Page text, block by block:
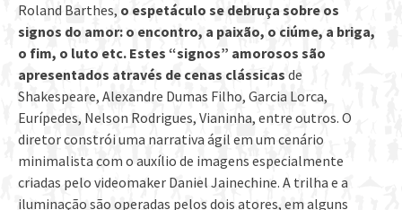
Roland Barthes, o espetáculo se debruça sobre os
signos do amor: o encontro, a paixão, o ciúme, a briga,
o fim, o luto etc. Estes “signos” amorosos são
apresentados através de cenas clássicas de
Shakespeare, Alexandre Dumas Filho, Garcia Lorca,
Eurípedes, Nelson Rodrigues, Vianinha, entre outros. O
diretor constrói uma narrativa ágil em um cenário
minimalista com o auxílio de imagens especialmente
criadas pelo videomaker Daniel Jainechine. A trilha e a
iluminação são operadas pelos dois atores, em alguns